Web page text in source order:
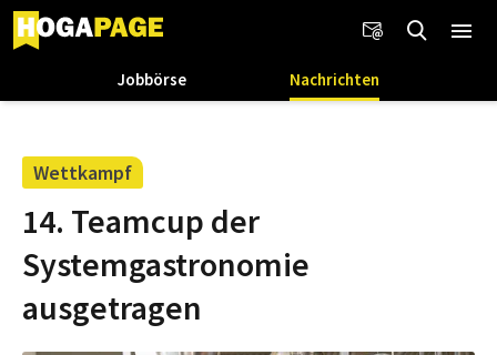
Jobbörse Nachrichten
Wettkampf
14. Teamcup der
Systemgastronomie
ausgetragen